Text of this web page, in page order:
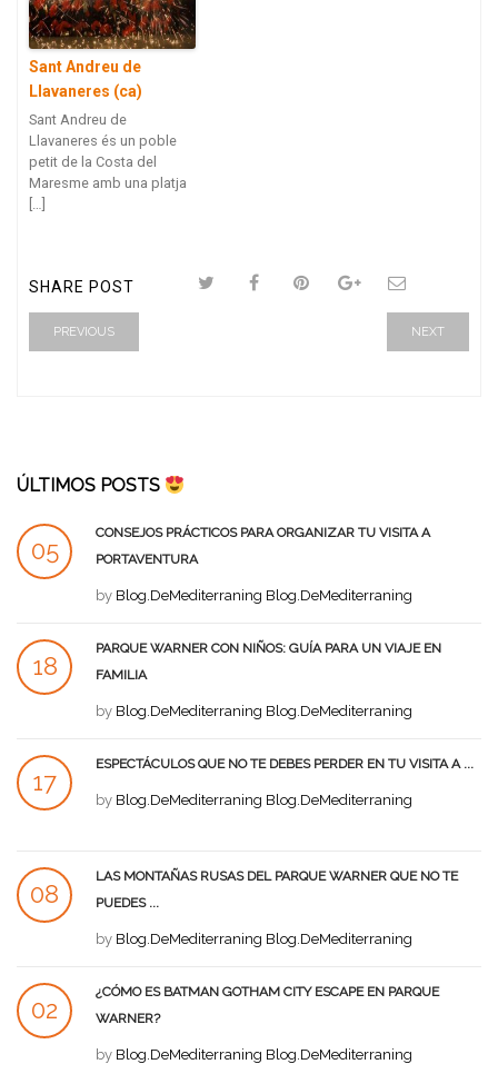
Sant Andreu de
Llavaneres (ca)
Sant Andreu de
Llavaneres és un poble
petit de la Costa del
Maresme amb una platja
[…]
SHARE POST
PREVIOUS NEXT
ÚLTIMOS POSTS
05
CONSEJOS PRÁCTICOS PARA ORGANIZAR TU VISITA A
PORTAVENTURA
by Blog.DeMediterraning Blog.DeMediterraning
18
PARQUE WARNER CON NIÑOS: GUÍA PARA UN VIAJE EN
FAMILIA
by Blog.DeMediterraning Blog.DeMediterraning
17
ESPECTÁCULOS QUE NO TE DEBES PERDER EN TU VISITA A ...
by Blog.DeMediterraning Blog.DeMediterraning
08
LAS MONTAÑAS RUSAS DEL PARQUE WARNER QUE NO TE
PUEDES ...
by Blog.DeMediterraning Blog.DeMediterraning
02
¿CÓMO ES BATMAN GOTHAM CITY ESCAPE EN PARQUE
WARNER?
by Blog.DeMediterraning Blog.DeMediterraning